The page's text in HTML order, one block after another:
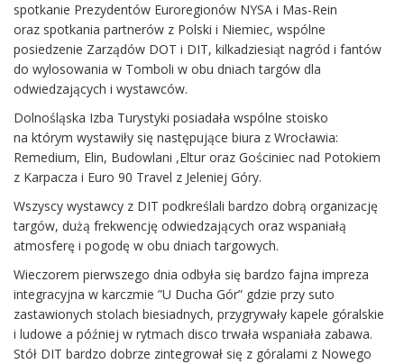
spotkanie Prezydentów Euroregionów NYSA i Mas-Rein
oraz spotkania partnerów z Polski i Niemiec, wspólne
posiedzenie Zarządów DOT i DIT, kilkadziesiąt nagród i fantów
do wylosowania w Tomboli w obu dniach targów dla
odwiedzających i wystawców.
Dolnośląska Izba Turystyki posiadała wspólne stoisko
na którym wystawiły się następujące biura z Wrocławia:
Remedium, Elin, Budowlani ,Eltur oraz Gościniec nad Potokiem
z Karpacza i Euro 90 Travel z Jeleniej Góry.
Wszyscy wystawcy z DIT podkreślali bardzo dobrą organizację
targów, dużą frekwencję odwiedzających oraz wspaniałą
atmosferę i pogodę w obu dniach targowych.
Wieczorem pierwszego dnia odbyła się bardzo fajna impreza
integracyjna w karczmie ”U Ducha Gór” gdzie przy suto
zastawionych stolach biesiadnych, przygrywały kapele góralskie
i ludowe a później w rytmach disco trwała wspaniała zabawa.
Stół DIT bardzo dobrze zintegrował się z góralami z Nowego